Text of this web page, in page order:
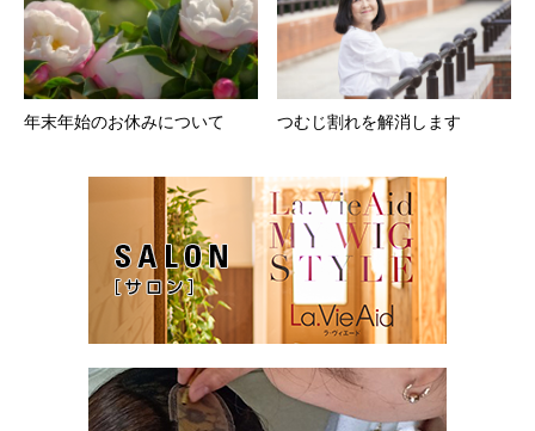
年末年始のお休みについて つむじ割れを解消します